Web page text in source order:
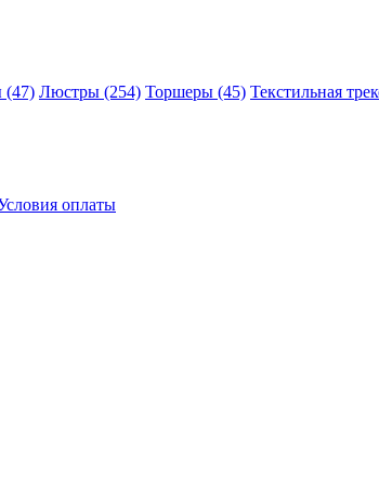
(47) Люстры (254) Торшеры (45) Текстильная
оплаты